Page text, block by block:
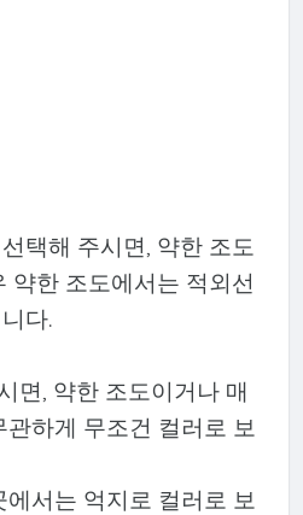
택해 주시면, 약한 조도
약한 조도에서는 적외선
다.
면, 약한 조도이거나 매
하게 무조건 컬러로 보
서는 억지로 컬러로 보